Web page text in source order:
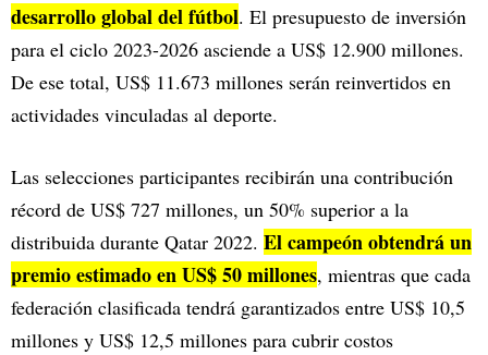
desarrollo global del fútbol. El presupuesto de inversión
para el ciclo 2023-2026 asciende a US$ 12.900 millones.
De ese total, US$ 11.673 millones serán reinvertidos en
actividades vinculadas al deporte.
Las selecciones participantes recibirán una contribución
récord de US$ 727 millones, un 50% superior a la
distribuida durante Qatar 2022. El campeón obtendrá un
premio estimado en US$ 50 millones, mientras que cada
federación clasificada tendrá garantizados entre US$ 10,5
millones y US$ 12,5 millones para cubrir costos